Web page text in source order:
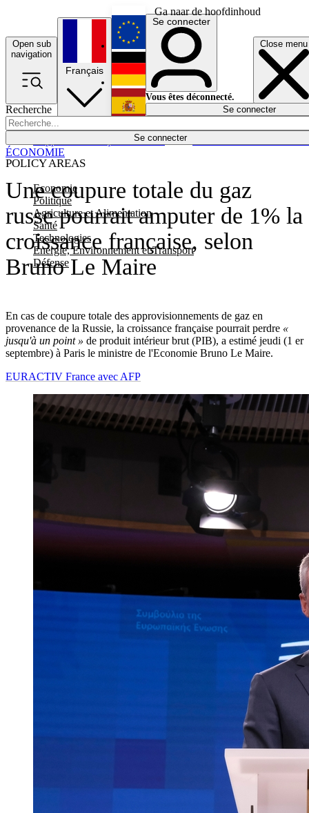
Ga naar de hoofdinhoud
Open sub
navigation
Close menu
Recherche
Se connecter
POLICY AREAS
Economie
Politique
Agriculture et Alimentation
Santé
Technologies
Energie, Environnement et Transport
Défense
Économie
Français
English
Deutsch
Español
Se connecter
Vous êtes déconnecté.
Se connecter
Une coupure totale du gaz
russe pourrait amputer de 1% la
croissance française, selon
Bruno Le Maire
En cas de coupure totale des approvisionnements de gaz en
provenance de la Russie, la croissance française pourrait perdre «
jusqu'à un point » de produit intérieur brut (PIB), a estimé jeudi (1 er
septembre) à Paris le ministre de l'Economie Bruno Le Maire.
ÉCONOMIE
EURACTIV France avec AFP